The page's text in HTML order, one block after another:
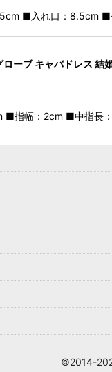
■入れ口：8.5cm ■
ーブ キャバドレス 結
指幅：2cm ■中指長
©2014-